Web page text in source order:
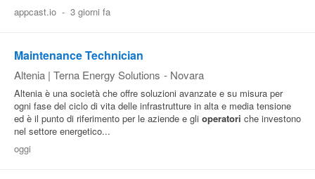
appcast.io - 3 giorni fa
Maintenance Technician
Altenia | Terna Energy Solutions - Novara
Altenia è una società che offre soluzioni avanzate e su misura per
ogni fase del ciclo di vita delle infrastrutture in alta e media tensione
ed è il punto di riferimento per le aziende e gli operatori che investono
nel settore energetico...
oggi